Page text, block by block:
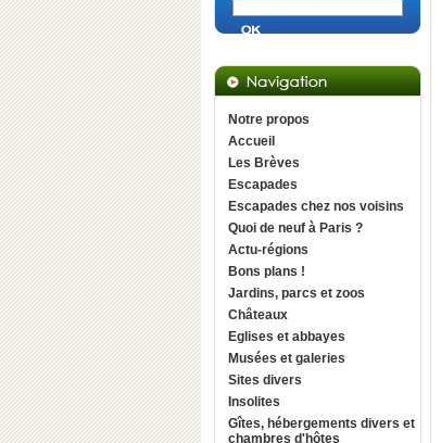
Notre propos
Accueil
Les Brèves
Escapades
Escapades chez nos voisins
Quoi de neuf à Paris ?
Actu-régions
Bons plans !
Jardins, parcs et zoos
Châteaux
Eglises et abbayes
Musées et galeries
Sites divers
Insolites
Gîtes, hébergements divers et
chambres d'hôtes